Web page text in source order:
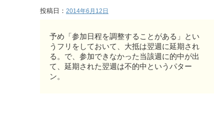
投稿日： 2014年6月12日
予め「参加日程を調整することがある」とい
うフリをしておいて、大抵は翌週に延期され
る。で、参加できなかった当該週に的中が出
て、延期された翌週は不的中というパター
ン。